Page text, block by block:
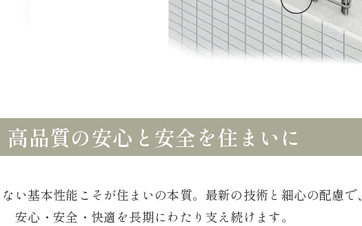
高品質の安心と安全を住まいに
い基本性能こそが住まいの本質。最新の技術と細心の配慮で、
安心・安全・快適を長期にわたり支え続けます。